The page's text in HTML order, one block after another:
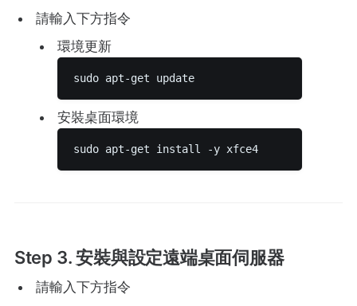
請輸入下方指令
環境更新
sudo apt-get update
安裝桌面環境
sudo apt-get install -y xfce4
Step 3. 安裝與設定遠端桌面伺服器
請輸入下方指令